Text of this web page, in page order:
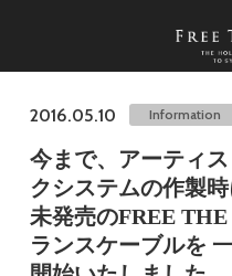
2016.05.10 Information
今まで、アーティ
クシステムの作製
未発売のFREE
ランスケーブルを